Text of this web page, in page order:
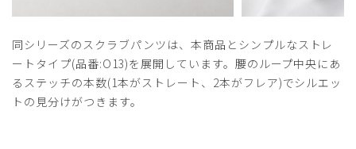
同シリーズのスクラブパンツは、本商品とシンプルなストレ
ートタイプ(品番:O13)を展開しています。腰のループ中央にあ
るステッチの本数(1本がストレート、2本がフレア)でシルエッ
トの見分けがつきます。